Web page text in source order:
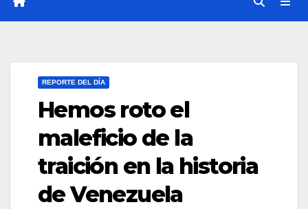
REPORTE DEL DÍA
Hemos roto el
maleficio de la
traición en la historia
de Venezuela